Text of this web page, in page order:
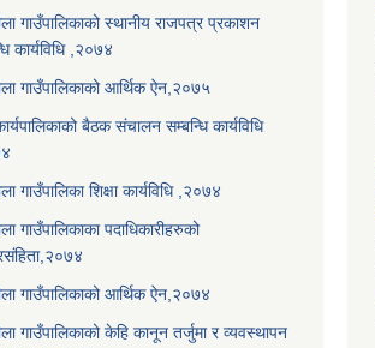
गाउँपालिकाको स्थानीय राजपत्र प्रकाशन
कार्यविधि ,२०७४
गाउँपालिकाको आर्थिक ऐन,२०७५
बैठक संचालन सम्बन्धि कार्यविधि
गाउँपालिका शिक्षा कार्यविधि ,२०७४
गाउँपालिकाका पदाधिकारीहरुको
गाउँपालिकाको आर्थिक ऐन,२०७४
गाउँपालिकाको केहि कानून तर्जुमा र व्यवस्थापन